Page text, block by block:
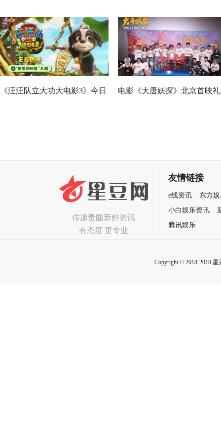
《汪汪队立大功大电影3》今日 电影《大唐妖探》北京首映礼
传递贵圈新鲜资讯
有态度 更专业
友情链接
e线资讯
东方
小白娱乐资讯
腾讯娱乐
Copyright © 2018-2018